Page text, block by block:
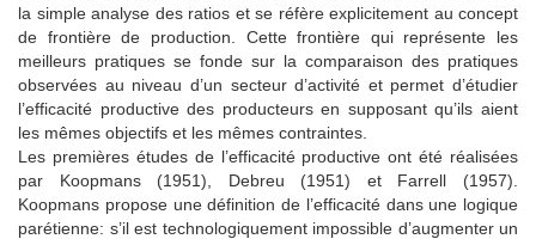
la simple analyse des ratios et se réfère explicitement au concept
de frontière de production. Cette frontière qui représente les
meilleurs pratiques se fonde sur la comparaison des pratiques
observées au niveau d’un secteur d’activité et permet d’étudier
l’efficacité productive des producteurs en supposant qu’ils aient
les mêmes objectifs et les mêmes contraintes.
Les premières études de l’efficacité productive ont été réalisées
par Koopmans (1951), Debreu (1951) et Farrell (1957).
Koopmans propose une définition de l’efficacité dans une logique
parétienne: s’il est technologiquement impossible d’augmenter un